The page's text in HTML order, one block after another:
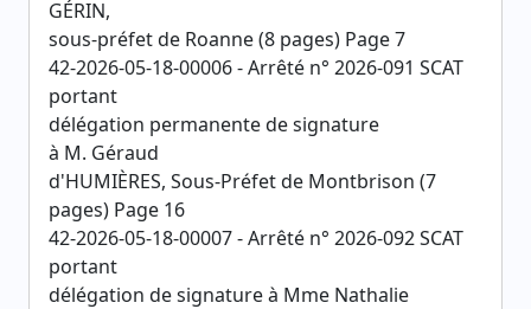
GÉRIN,
sous-préfet de Roanne (8 pages) Page 7
42-2026-05-18-00006 - Arrêté n° 2026-091 SCAT
portant
délégation permanente de signature
à M. Géraud
d'HUMIÈRES, Sous-Préfet de Montbrison (7
pages) Page 16
42-2026-05-18-00007 - Arrêté n° 2026-092 SCAT
portant
délégation de signature à Mme Nathalie